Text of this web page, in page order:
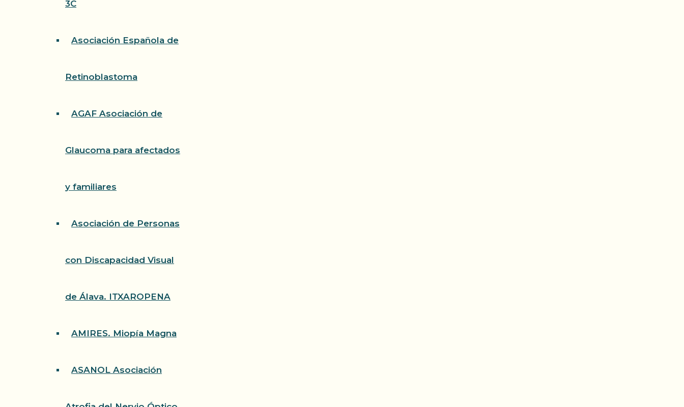
3C
Asociación Española de
Retinoblastoma
AGAF Asociación de
Glaucoma para afectados
y familiares
Asociación de Personas
con Discapacidad Visual
de Álava. ITXAROPENA
AMIRES. Miopía Magna
ASANOL Asociación